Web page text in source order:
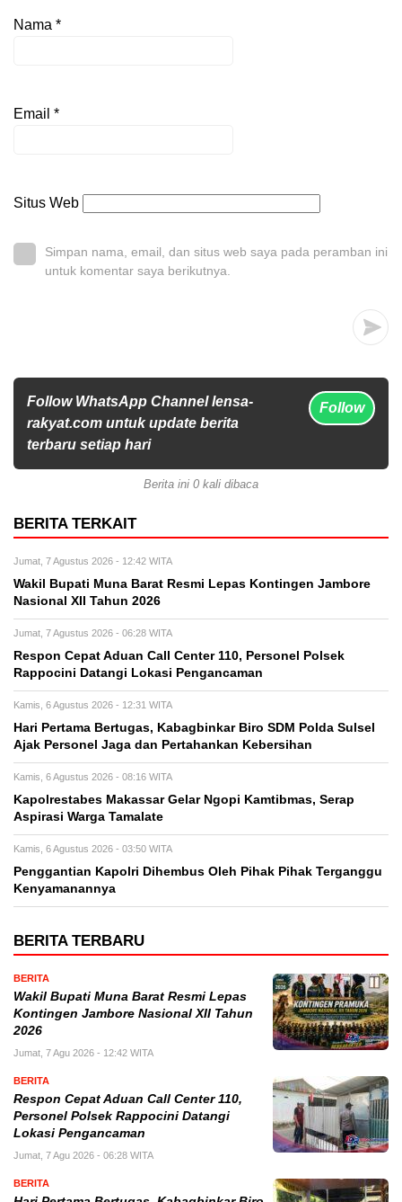
Nama *
Email *
Situs Web
Simpan nama, email, dan situs web saya pada peramban ini
untuk komentar saya berikutnya.
Follow WhatsApp Channel lensa-
rakyat.com untuk update berita
terbaru setiap hari
Follow
Berita ini 0 kali dibaca
BERITA TERKAIT
Jumat, 7 Agustus 2026 - 12:42 WITA
Wakil Bupati Muna Barat Resmi Lepas Kontingen Jambore
Nasional XII Tahun 2026
Jumat, 7 Agustus 2026 - 06:28 WITA
Respon Cepat Aduan Call Center 110, Personel Polsek
Rappocini Datangi Lokasi Pengancaman
Kamis, 6 Agustus 2026 - 12:31 WITA
Hari Pertama Bertugas, Kabagbinkar Biro SDM Polda Sulsel
Ajak Personel Jaga dan Pertahankan Kebersihan
Kamis, 6 Agustus 2026 - 08:16 WITA
Kapolrestabes Makassar Gelar Ngopi Kamtibmas, Serap
Aspirasi Warga Tamalate
Kamis, 6 Agustus 2026 - 03:50 WITA
Penggantian Kapolri Dihembus Oleh Pihak Pihak Terganggu
Kenyamanannya
BERITA TERBARU
BERITA
Wakil Bupati Muna Barat Resmi Lepas
Kontingen Jambore Nasional XII Tahun
2026
Jumat, 7 Agu 2026 - 12:42 WITA
BERITA
Respon Cepat Aduan Call Center 110,
Personel Polsek Rappocini Datangi
Lokasi Pengancaman
Jumat, 7 Agu 2026 - 06:28 WITA
BERITA